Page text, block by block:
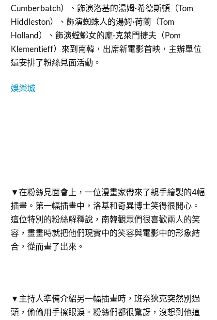
Cumberbatch）、飾演洛基的湯姆·希德斯頓（Tom
Hiddleston）、飾演蜘蛛人的湯姆·荷蘭（Tom
Holland）、飾演螳螂女的龐·克萊門捷夫（Pom
Klementieff）來到南韓，出席新電影首映，主辦單位
還安排了粉絲見面活動。
娛樂城
▼在粉絲見面會上，一位漫畫家帶來了親手繪製的4幅
插畫。第一幅插畫中，洛基和奇異博士笑得很開心。
這位特別的粉絲解釋說，南韓觀眾們很喜歡兩人的笑
容，畫畫時就把他們現實中的笑容與電影中的形象結
合，從而畫了出來。
▼主持人準備介紹另一幅插畫時，班奈狄克突然別過
頭，偷偷用手擦眼淚。粉絲們都很驚訝，沒想到他這